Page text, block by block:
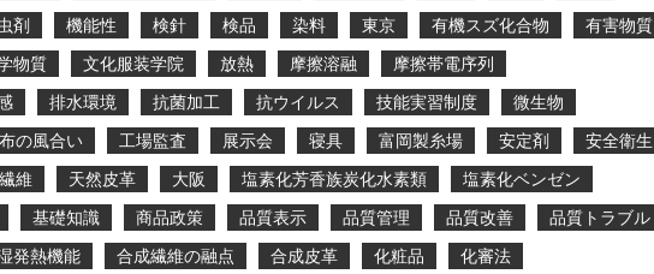
剤 機能性 検針 検品 染料 東京 有機スズ化合物
有害物質
物質 文化服装学院 放熱 摩擦溶融
摩擦帯電序列
排水環境 抗菌加工 抗ウイルス 技能実習制度
微生物
布の風合い 工場監査 展示会 寝具 富岡製糸場 安定剤
安全衛生
維 天然皮革 大阪 塩素化芳香族炭化水素類
塩素化ベンゼン
基礎知識 商品政策 品質表示 品質管理 品質改善
品質トラブル
発熱機能 合成繊維の融点 合成皮革 化粧品
化審法